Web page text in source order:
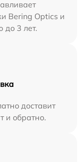
Bering Optics и
до 3 лет.
доставит
и обратно.